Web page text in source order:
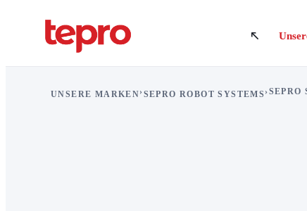
UNSERE MARKEN›SEPRO ROBOT SYSTEMS ›SEPRO